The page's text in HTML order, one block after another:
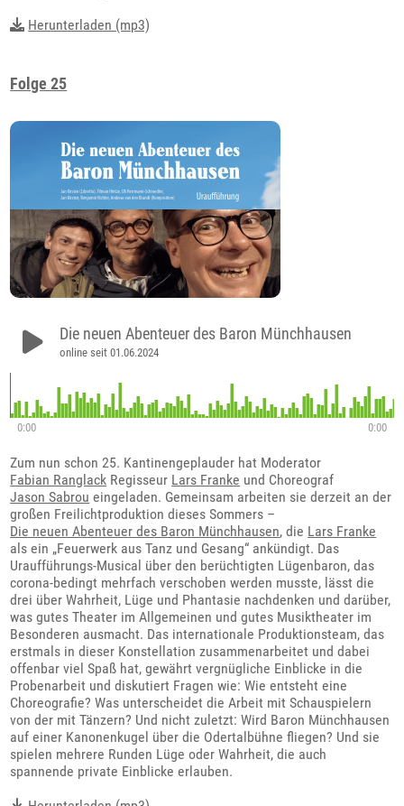
Herunterladen (mp3)
Folge 25
Die neuen Abenteuer des Baron Münchhausen
online seit 01.06.2024
0:00
0:00
Zum nun schon 25. Kantinengeplauder hat Moderator
Fabian Ranglack Regisseur Lars Franke und Choreograf
Jason Sabrou eingeladen. Gemeinsam arbeiten sie derzeit an der
großen Freilichtproduktion dieses Sommers –
Die neuen Abenteuer des Baron Münchhausen, die Lars Franke
als ein „Feuerwerk aus Tanz und Gesang“ ankündigt. Das
Uraufführungs-Musical über den berüchtigten Lügenbaron, das
corona-bedingt mehrfach verschoben werden musste, lässt die
drei über Wahrheit, Lüge und Phantasie nachdenken und darüber,
was gutes Theater im Allgemeinen und gutes Musiktheater im
Besonderen ausmacht. Das internationale Produktionsteam, das
erstmals in dieser Konstellation zusammenarbeitet und dabei
offenbar viel Spaß hat, gewährt vergnügliche Einblicke in die
Probenarbeit und diskutiert Fragen wie: Wie entsteht eine
Choreografie? Was unterscheidet die Arbeit mit Schauspielern
von der mit Tänzern? Und nicht zuletzt: Wird Baron Münchhausen
auf einer Kanonenkugel über die Odertalbühne fliegen? Und sie
spielen mehrere Runden Lüge oder Wahrheit, die auch
spannende private Einblicke erlauben.